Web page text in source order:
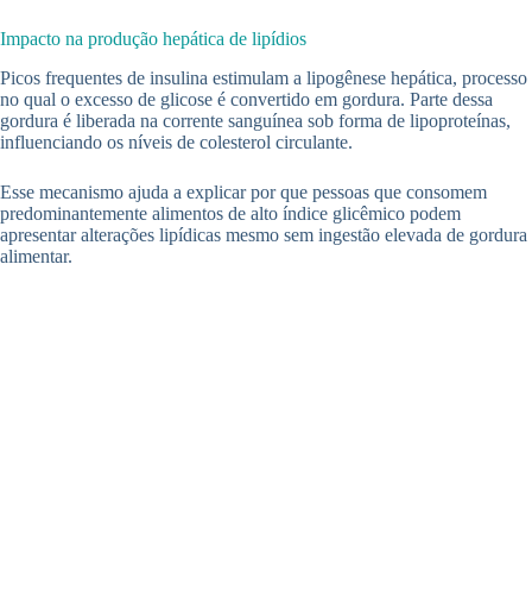
Impacto na produção hepática de lipídios
Picos frequentes de insulina estimulam a lipogênese hepática, processo
no qual o excesso de glicose é convertido em gordura. Parte dessa
gordura é liberada na corrente sanguínea sob forma de lipoproteínas,
influenciando os níveis de colesterol circulante.
Esse mecanismo ajuda a explicar por que pessoas que consomem
predominantemente alimentos de alto índice glicêmico podem
apresentar alterações lipídicas mesmo sem ingestão elevada de gordura
alimentar.